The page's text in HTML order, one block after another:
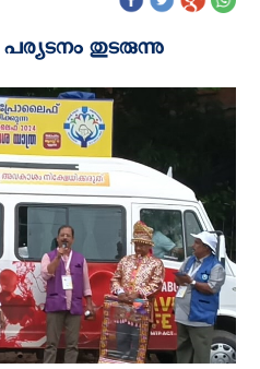
തുടരുന്നു